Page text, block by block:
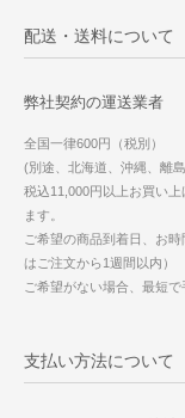
配送・送料について
弊社契約の運送業者
全国一律600円（税別）
(別途、北海道、沖縄、離
税込11,000円以上お買い
ます。
ご希望の商品到着日、お
はご注文から1週間以内）
ご希望がない場合、最短
支払い方法について